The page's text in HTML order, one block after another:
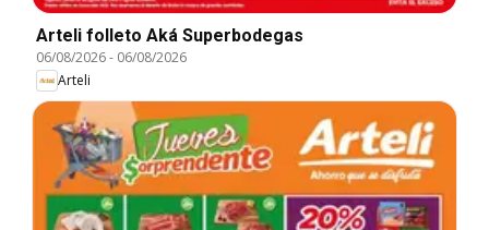
Arteli folleto Aká Superbodegas
06/08/2026- 06/08/2026
Arteli